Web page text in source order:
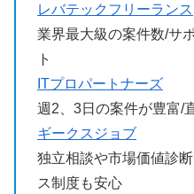
レバテックフリーランス
業界最大級の案件数/サ
ト
ITプロパートナーズ
週2、3日の案件が豊富/
ギークスジョブ
独立相談や市場価値診
ス制度も安心